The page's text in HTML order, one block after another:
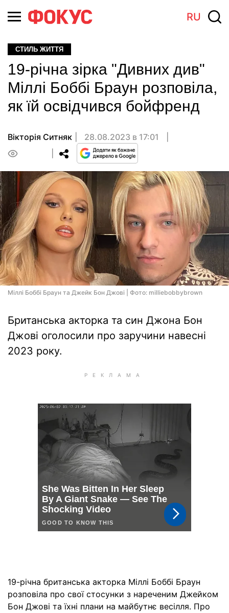
RU
СТИЛЬ ЖИТТЯ
19-річна зірка "Дивних див"
Міллі Боббі Браун розповіла,
як їй освідчився бойфренд
Вікторія Ситняк
28.08.2023 в 17:01
Міллі Боббі Браун та Джейк Бон Джові | Фото: milliebobbybrown
Британська акторка та син Джона Бон
Джові оголосили про заручини навесні
2023 року.
19-річна британська акторка Міллі Боббі Браун
розповіла про свої стосунки з нареченим Джейком
Бон Джові та їхні плани на майбутнє весілля. Про